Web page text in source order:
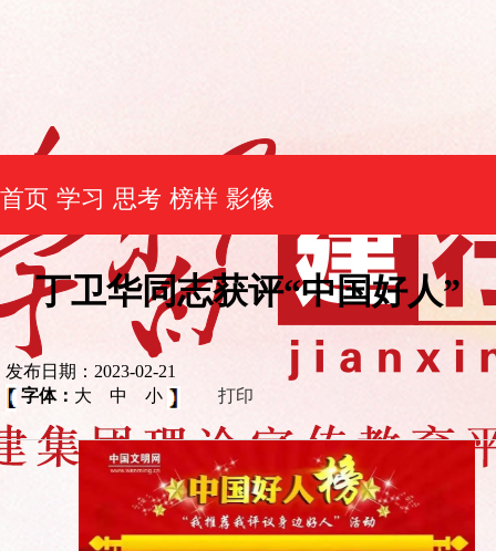
首页 学习 思考 榜样 影像
丁卫华同志获评“中国好人”
发布日期：2023-02-21
字体： 大 中 小 打印